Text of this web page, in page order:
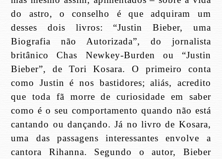
do astro, o conselho é que adquiram um
desses dois livros: “Justin Bieber, uma
Biografia não Autorizada”, do jornalista
britânico Chas Newkey-Burden ou “Justin
Bieber”, de Tori Kosara. O primeiro conta
como Justin é nos bastidores; aliás, acredito
que toda fã morre de curiosidade em saber
como é o seu comportamento quando não está
cantando ou dançando. Já no livro de Kosara,
uma das passagens interessantes envolve a
cantora Rihanna. Segundo o autor, Bieber